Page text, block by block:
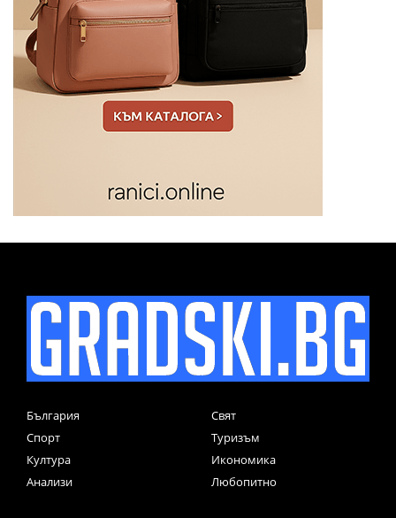
България
Свят
Спорт
Туризъм
Култура
Икономика
Анализи
Любопитно